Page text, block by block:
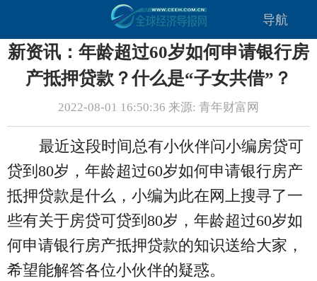
导航
新资讯：年龄超过60岁如何申请银行房
产抵押贷款？什么是“子女共借”？
2022-08-01 16:50:36 来源: 青年财富网
最近这段时间总有小伙伴问小编房贷可
贷到80岁，年龄超过60岁如何申请银行房产
抵押贷款是什么，小编为此在网上搜寻了一
些有关于房贷可贷到80岁，年龄超过60岁如
何申请银行房产抵押贷款的知识送给大家，
希望能解答各位小伙伴的疑惑。